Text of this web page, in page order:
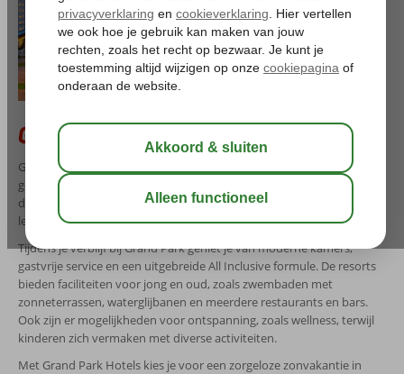
Grand Park Hotels
Grand Park Hotels is een resortconcept in Turkije waar comfort,
gemak en een ontspannen sfeer centraal staan. De hotels liggen aan
de kust bij Lara, een gebied dat bekendstaat om strand, zon en een
levendige omgeving.
Tijdens je verblijf bij Grand Park geniet je van moderne kamers,
gastvrije service en een uitgebreide All Inclusive formule. De resorts
bieden faciliteiten voor jong en oud, zoals zwembaden met
zonneterrassen, waterglijbanen en meerdere restaurants en bars.
Ook zijn er mogelijkheden voor ontspanning, zoals wellness, terwijl
kinderen zich vermaken met diverse activiteiten.
Met Grand Park Hotels kies je voor een zorgeloze zonvakantie in